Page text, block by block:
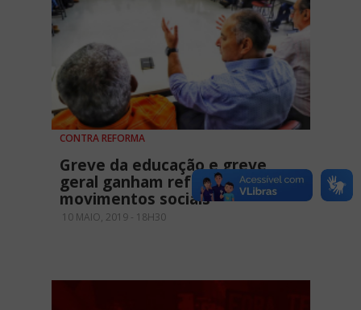
CONTRA REFORMA
Greve da educação e greve
geral ganham reforço dos
movimentos sociais
10 MAIO, 2019 - 18H30